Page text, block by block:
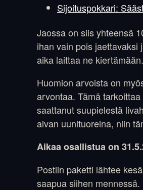
Sijoituspokkari:
Jaossa on siis yhteensä
ihan vain pois jaettavaksi
aika laittaa ne kiertämään.
Huomion arvoista on
arvontaa. Tämä
saattanut suupielestä
aivan uunituoreina, niin
Aikaa osallistua on
Postiin paketti lähtee
saapua siihen mennessä.